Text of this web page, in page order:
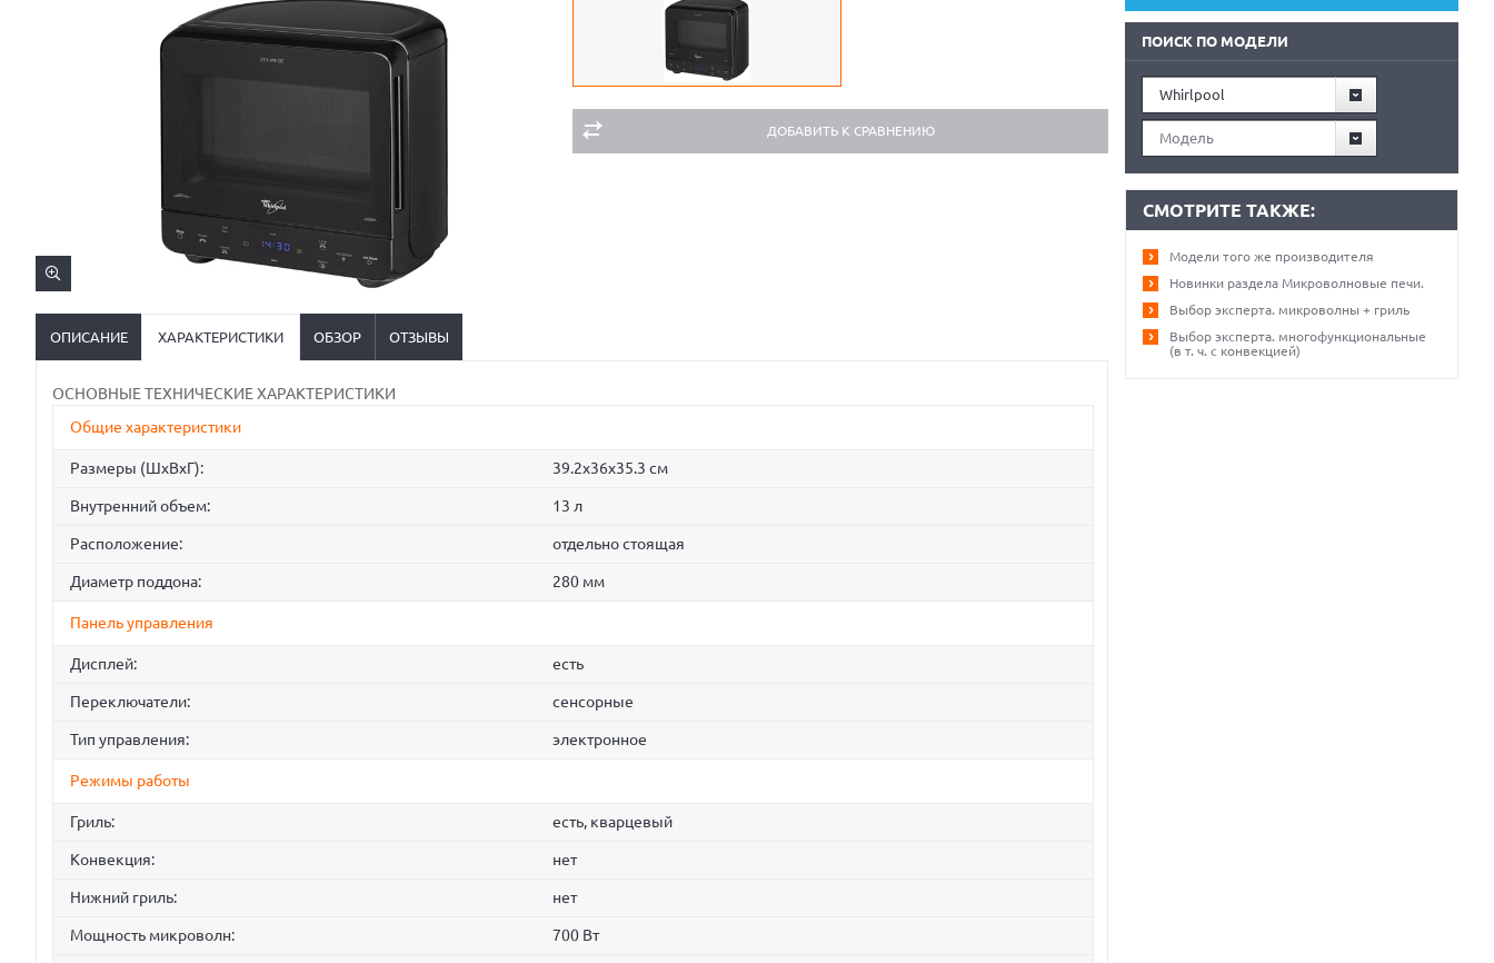
ДОБАВИТЬ К СРАВНЕНИЮ
ОПИСАНИЕ ХАРАКТЕРИСТИКИ ОБЗОР ОТЗЫВЫ
ОСНОВНЫЕ ТЕХНИЧЕСКИЕ ХАРАКТЕРИСТИКИ
Общие характеристики
Размеры (ШxВxГ): 39.2x36x35.3 cм
Внутренний объем: 13 л
Расположение: отдельно стоящая
Диаметр поддона: 280 мм
Панель управления
Дисплей: есть
Переключатели: сенсорные
Тип управления: электронное
Режимы работы
Гриль: есть, кварцевый
Конвекция: нет
Нижний гриль: нет
Мощность микроволн: 700 Вт
ПОИСК ПО МОДЕЛИ
Whirlpool
Модель
СМОТРИТЕ ТАКЖЕ:
Модели того же производителя
Новинки раздела Микроволновые печи.
Выбор эксперта. микроволны + гриль
Выбор эксперта. многофункциональные
(в т. ч. с конвекцией)